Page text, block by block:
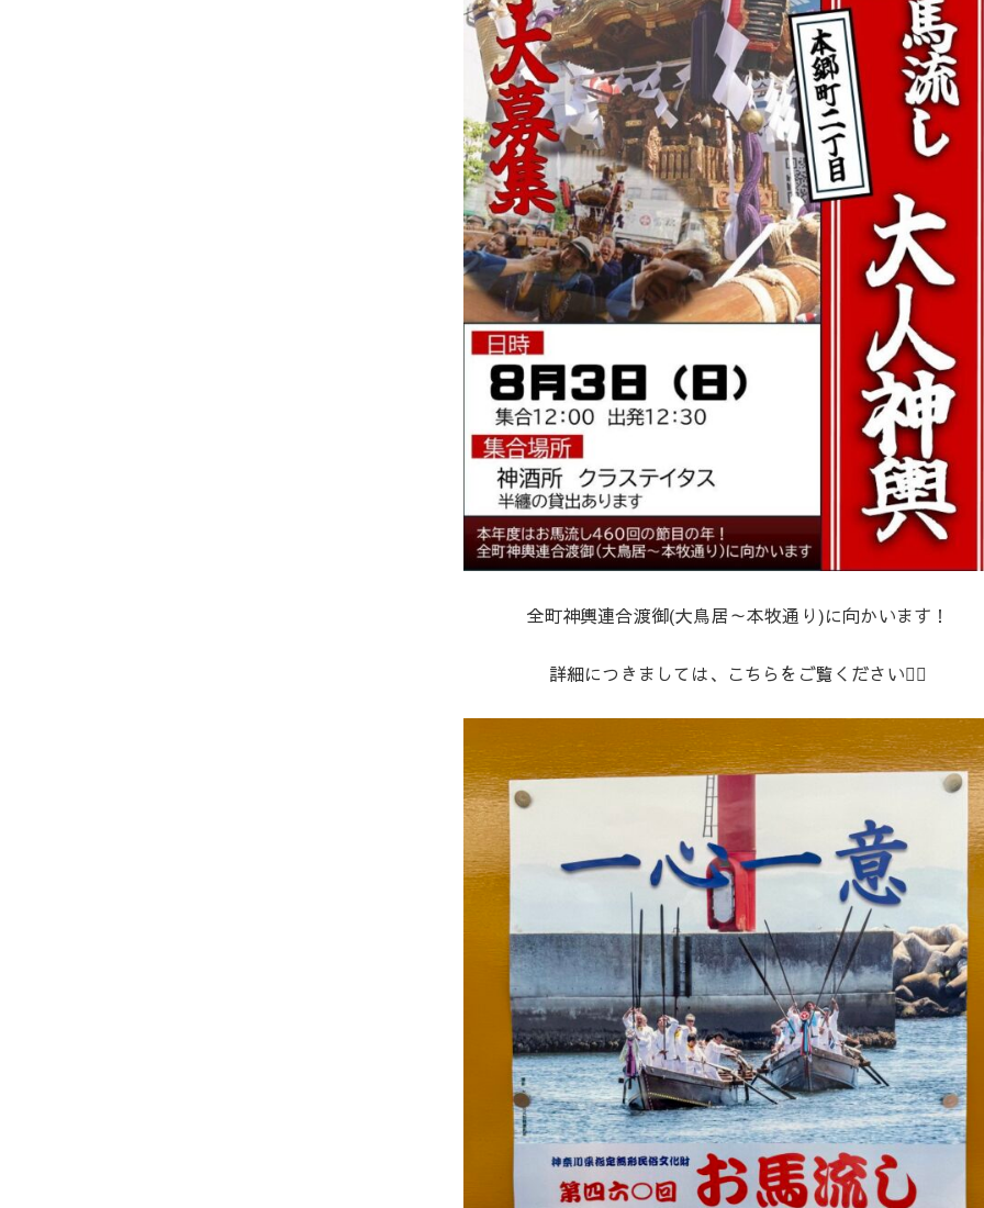
全町神輿連合渡御(大鳥居～本牧通り)に向かいます！
詳細につきましては、こちらをご覧ください💁‍♀️